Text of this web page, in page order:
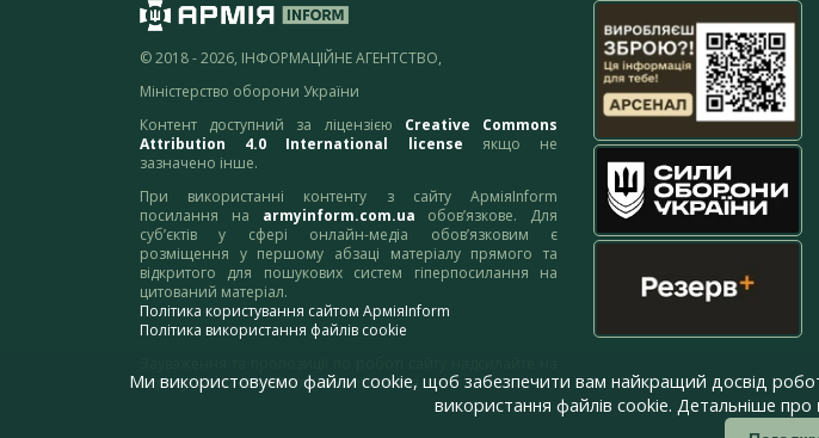
© 2018 - 2026, ІНФОРМАЦІЙНЕ АГЕНТСТВО,
Міністерство оборони України
Контент доступний за ліцензією Creative Commons
Attribution 4.0 International license якщо не
зазначено інше.
При використанні контенту з сайту АрміяInform
посилання на armyinform.com.ua обов’язкове. Для
суб’єктів у сфері онлайн-медіа обов’язковим є
розміщення у першому абзаці матеріалу прямого та
відкритого для пошукових систем гіперпосилання на
цитований матеріал.
Політика користування сайтом АрміяInform
Політика використання файлів cookie
адресу:webmaster@armyinform.com.ua
Ми використовуємо файли cookie, щоб забезпечити вам найкращий досвід
використання файлів cookie. Детальніше про